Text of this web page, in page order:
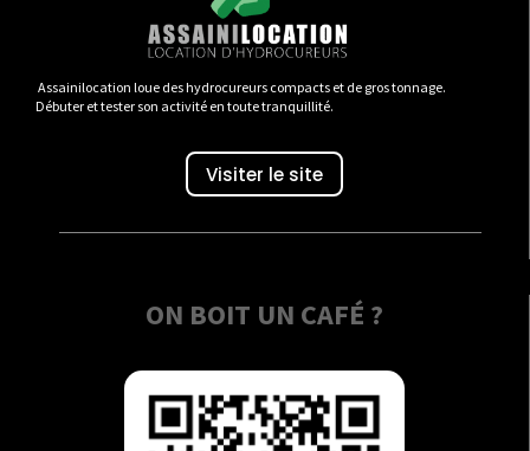
Assainilocation loue des hydrocureurs compacts et de gros tonnage.
Débuter et tester son activité en toute tranquillité.
Visiter le site
ON BOIT UN CAFÉ ?